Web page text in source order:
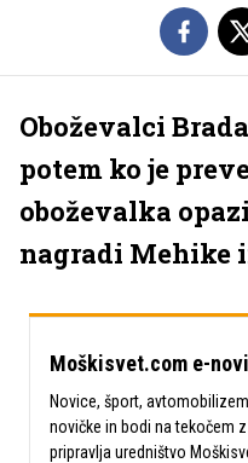
Oboževalci
potem ko je
oboževalka
nagradi Mehike
Moškisvet.com e-
Novice, šport,
novičke in bodi na tekočem
pripravlja uredništvo